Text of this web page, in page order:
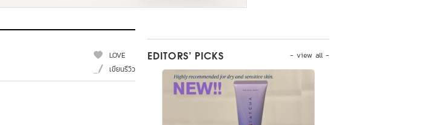
LOVE
เขียนรีวิว
- view all -
EDITORS’ PICKS